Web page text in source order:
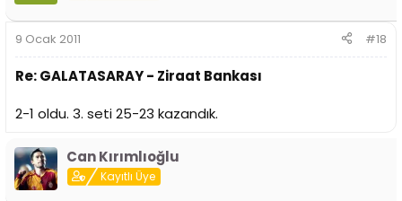
9 Ocak 2011 #18
Re: GALATASARAY - Ziraat Bankası
2-1 oldu. 3. seti 25-23 kazandık.
Can Kırımlıoğlu
Kayıtlı Üye